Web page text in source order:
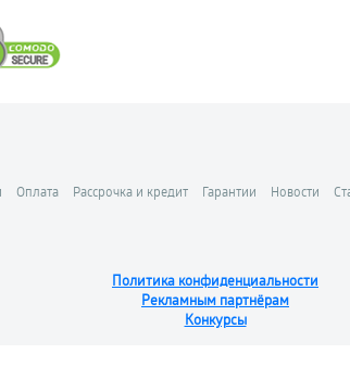
Оплата Рассрочка и кредит Гарантии Новости
Политика конфиденциальности
Рекламным партнёрам
Конкурсы